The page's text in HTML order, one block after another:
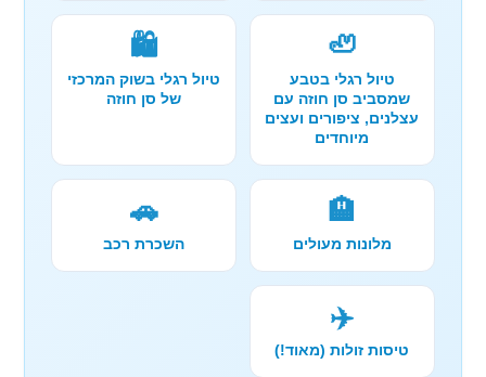
🦥
טיול רגלי בטבע
שמסביב סן חוזה עם
עצלנים, ציפורים ועצים
מיוחדים
🛍️
טיול רגלי בשוק המרכזי
של סן חוזה
🏨
מלונות מעולים
🚗
השכרת רכב
✈️
טיסות זולות (מאוד!)